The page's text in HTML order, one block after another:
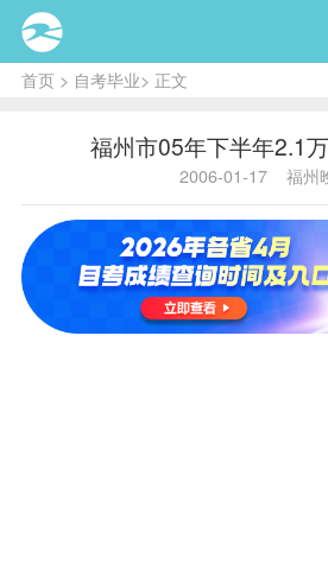
首页> 自考毕业> 正文
福州市05年下半年2.1
2006-01-17 福州
内容
福州市
2005